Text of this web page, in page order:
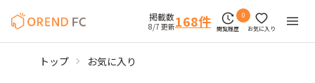
掲載数
8/7 更新168件 閲覧履歴
0
お気に入り
トップ お気に入り